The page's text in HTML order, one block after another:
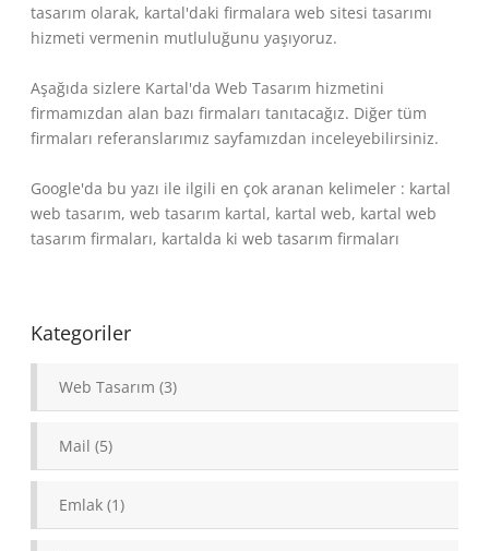
tasarım olarak, kartal'daki firmalara web sitesi tasarımı
hizmeti vermenin mutluluğunu yaşıyoruz.
Aşağıda sizlere Kartal'da Web Tasarım hizmetini
firmamızdan alan bazı firmaları tanıtacağız. Diğer tüm
firmaları referanslarımız sayfamızdan inceleyebilirsiniz.
Google'da bu yazı ile ilgili en çok aranan kelimeler : kartal
web tasarım, web tasarım kartal, kartal web, kartal web
tasarım firmaları, kartalda ki web tasarım firmaları
Kategoriler
Web Tasarım (3)
Mail (5)
Emlak (1)